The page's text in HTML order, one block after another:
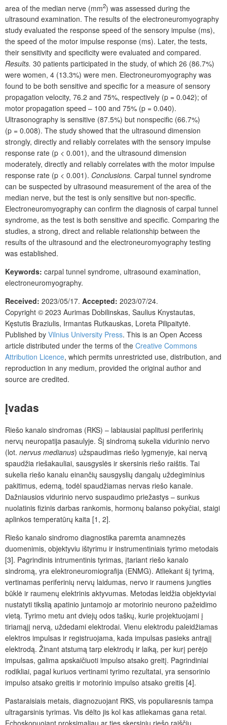
area of the median nerve (mm2) was assessed during the
ultrasound examination. The results of the electroneuromyography
study evaluated the response speed of the sensory impulse (ms),
the speed of the motor impulse response (ms). Later, the tests,
their sensitivity and specificity were evaluated and compared.
Results. 30 patients participated in the study, of which 26 (86.7%)
were women, 4 (13.3%) were men. Electroneuromyography was
found to be both sensitive and specific for a measure of sensory
propagation velocity, 76.2 and 75%, respectively (p = 0.042); of
motor propagation speed – 100 and 75% (p = 0.040).
Ultrasonography is sensitive (87.5%) but nonspecific (66.7%)
(p = 0.008). The study showed that the ultrasound dimension
strongly, directly and reliably correlates with the sensory impulse
response rate (p < 0.001), and the ultrasound dimension
moderately, directly and reliably correlates with the motor impulse
response rate (p < 0.001). Conclusions. Carpal tunnel syndrome
can be suspected by ultrasound measurement of the area of the
median nerve, but the test is only sensitive but non-specific.
Electroneuromyography can confirm the diagnosis of carpal tunnel
syndrome, as the test is both sensitive and specific. Comparing the
studies, a strong, direct and reliable relationship between the
results of the ultrasound and the electroneuromyography testing
was established.
Keywords: carpal tunnel syndrome, ultrasound examination,
electroneuromyography.
Received: 2023/05/17. Accepted: 2023/07/24.
Copyright © 2023 Aurimas Dobilinskas, Saulius Knystautas,
Kęstutis Braziulis, Irmantas Rutkauskas, Loreta Pilipaitytė.
Published by Vilnius University Press. This is an Open Access
article distributed under the terms of the Creative Commons
Attribution Licence, which permits unrestricted use, distribution, and
reproduction in any medium, provided the original author and
source are credited.
Įvadas
Riešo kanalo sindromas (RKS) – labiausiai paplitusi periferinių
nervų neuropatija pasaulyje. Šį sindromą sukelia vidurinio nervo
(lot. nervus medianus) užspaudimas riešo lygmenyje, kai nervą
spaudžia riešakauliai, sausgyslės ir skersinis riešo raištis. Tai
sukelia riešo kanalu einančių sausgyslių dangalų uždegiminius
pakitimus, edemą, todėl spaudžiamas nervas riešo kanale.
Dažniausios vidurinio nervo suspaudimo priežastys – sunkus
nuolatinis fizinis darbas rankomis, hormonų balanso pokyčiai, staigi
aplinkos temperatūrų kaita [1, 2].
Riešo kanalo sindromo diagnostika paremta anamnezės
duomenimis, objektyviu ištyrimu ir instrumentiniais tyrimo metodais
[3]. Pagrindinis intrumentinis tyrimas, įtariant riešo kanalo
sindromą, yra elektroneuromiografija (ENMG). Atliekant šį tyrimą,
vertinamas periferinių nervų laidumas, nervo ir raumens jungties
būklė ir raumenų elektrinis aktyvumas. Metodas leidžia objektyviai
nustatyti tikslią apatinio juntamojo ar motorinio neurono pažeidimo
vietą. Tyrimo metu ant dviejų odos taškų, kurie projektuojami į
tiriamąjį nervą, uždedami elektrodai. Vienu elektrodu paleidžiamas
elektros impulsas ir registruojama, kada impulsas pasieks antrąjį
elektrodą. Žinant atstumą tarp elektrodų ir laiką, per kurį perėjo
impulsas, galima apskaičiuoti impulso atsako greitį. Pagrindiniai
rodikliai, pagal kuriuos vertinami tyrimo rezultatai, yra sensorinio
impulso atsako greitis ir motorinio impulso atsako greitis [4].
Pastaraisiais metais, diagnozuojant RKS, vis populiaresnis tampa
ultragarsinis tyrimas. Vis dėlto jis kol kas atliekamas gana retai.
Echoskopuojant proksimaliau ar ties skersiniu riešo raiščiu